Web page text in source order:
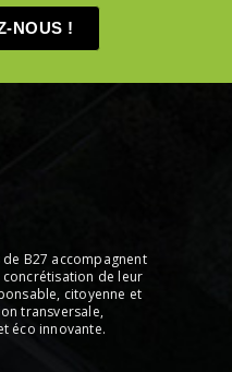
NOUS !
B27 accompagnent
de leur
citoyenne et
transversale,
éco innovante.